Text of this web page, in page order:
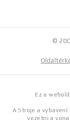
©
Ez a
A Stroje a
vezetni a